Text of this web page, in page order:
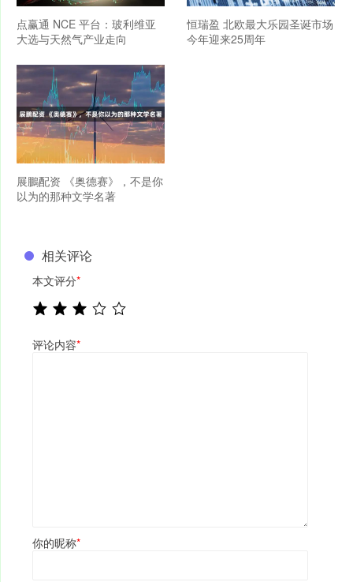
点赢通 NCE 平台：玻利维亚
大选与天然气产业走向
恒瑞盈 北欧最大乐园圣诞市场
今年迎来25周年
展鵬配资 《奥德赛》，不是你
以为的那种文学名著
相关评论
本文评分*
评论内容*
你的昵称*